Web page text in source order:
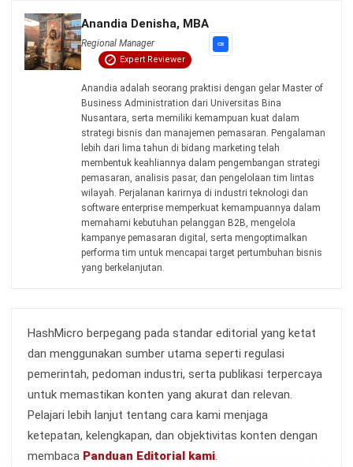
TENTANG KAMI
Wawasan Bisnis
Temukan Software Terbaik untuk Bisnis